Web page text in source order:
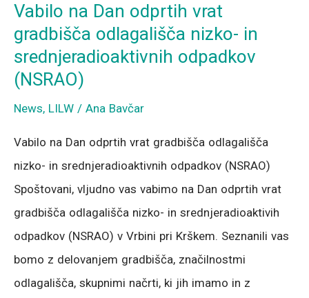
Vabilo na Dan odprtih vrat
gradbišča odlagališča nizko- in
srednjeradioaktivnih odpadkov
(NSRAO)
News, LILW / Ana Bavčar
Vabilo na Dan odprtih vrat gradbišča odlagališča
nizko- in srednjeradioaktivnih odpadkov (NSRAO)
Spoštovani, vljudno vas vabimo na Dan odprtih vrat
gradbišča odlagališča nizko- in srednjeradioaktivih
odpadkov (NSRAO) v Vrbini pri Krškem. Seznanili vas
bomo z delovanjem gradbišča, značilnostmi
odlagališča, skupnimi načrti, ki jih imamo in z
Dan
odprtih
vrat
gradbišča
odlagališča
srednjeradioaktivnih
odpadkov